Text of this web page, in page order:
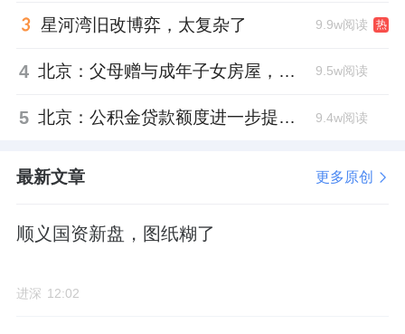
汇，地块两边还有京承高速和机场高速，东边
台、太阳公元等豪宅。
并且是当前为数不多二手房价格比较坚挺的板
间。
星河湾旧改博弈，太复杂了 9.9w阅读 热
4 北京：父母赠与成年子女房屋，不再核验子女的购房资格 9.5w阅读
5 北京：公积金贷款额度进一步提高、最高可贷340万元 9.4w阅读
最新文章 更多原创
顺义国资新盘，图纸糊了
进深 12:02